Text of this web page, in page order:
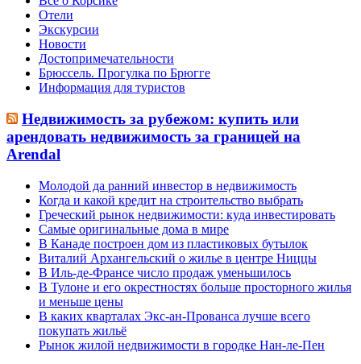
Отели
Экскурсии
Новости
Достопримечательности
Брюссель. Прогулка по Брюгге
Информация для туристов
Недвижимость за рубежом: купить или
арендовать недвижимость за границей на
Arendal
Молодой да ранний инвестор в недвижимость
Когда и какой кредит на строительство выбрать
Греческий рынок недвижимости: куда инвестировать
Самые оригинальные дома в мире
В Канаде построен дом из пластиковых бутылок
Виталий Архангельский о жилье в центре Ниццы
В Иль-де-Франсе число продаж уменьшилось
В Тулоне и его окрестностях больше просторного жилья
и меньше цены
В каких кварталах Экс-ан-Прованса лучше всего
покупать жильё
Рынок жилой недвижимости в городке Нан-ле-Пен